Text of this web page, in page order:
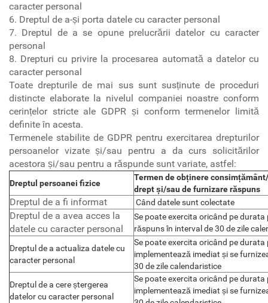
caracter personal
6. Dreptul de a-și porta datele cu caracter personal
7. Dreptul de a se opune prelucrării datelor cu caracter
personal
8. Drepturi cu privire la procesarea automată a datelor cu
caracter personal
Toate drepturile de mai sus sunt susținute de proceduri
distincte elaborate la nivelul companiei noastre conform
cerințelor stricte ale GDPR și conform termenelor limită
definite în acesta.
Termenele stabilite de GDPR pentru exercitarea drepturilor
persoanelor vizate și/sau pentru a da curs solicitărilor
acestora și/sau pentru a răspunde sunt variate, astfel:
Dreptul persoanei fizice
Termen de obținere
drept și/sau de furnizare răspuns
Dreptul de a fi informat Când datele sunt colectate
Dreptul de a avea acces la
datele cu caracter personal
Se poate exercita oricând pe
răspuns în interval de 30 de zile
Dreptul de a actualiza datele cu
caracter personal
Se poate exercita oricând pe durata
implementează imediat și se
30 de zile calendaristice
Dreptul de a cere ștergerea
datelor cu caracter personal
Se poate exercita oricând pe durata
implementează imediat și se